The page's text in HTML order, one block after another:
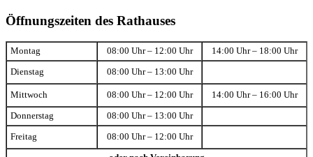
Öffnungszeiten des Rathauses
Montag 08:00 Uhr – 12:00 Uhr 14:00 Uhr – 18:00 Uhr
Dienstag 08:00 Uhr – 13:00 Uhr
Mittwoch 08:00 Uhr – 12:00 Uhr 14:00 Uhr – 16:00 Uhr
Donnerstag 08:00 Uhr – 13:00 Uhr
Freitag 08:00 Uhr – 12:00 Uhr